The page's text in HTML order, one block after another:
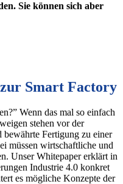
Sie können sich aber
Smart Factory
Wenn das mal so einfach
stehen vor der
bewährte Fertigung zu einer
müssen wirtschaftliche und
Unser Whitepaper erklärt in
Industrie 4.0 konkret
es mögliche Konzepte der